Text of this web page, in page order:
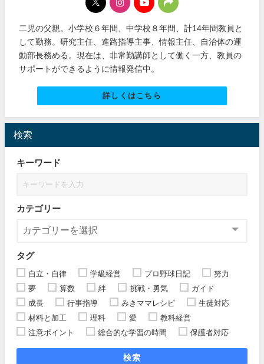
二児の父親。小学校６年間、中学校８年間、計14年間教員と
して勤務。研究主任、進路指導主事、情報主任、自治体の運
動部長務める。現在は、非常勤講師として働く一方、教員の
サポートができるように情報発信中。
詳しくはこちら
検索
キーワード
カテゴリー
タグ
自立・自律 学級経営 プロ野球日記
努力
夢
算数 絆 挑戦・勇気
ガイド
成長
行事指導 みきママレシピ
生徒対応
材料と加工
理科 愛
教科経営
注意ポイント
総合的な学習の時間 保護者対応
検索